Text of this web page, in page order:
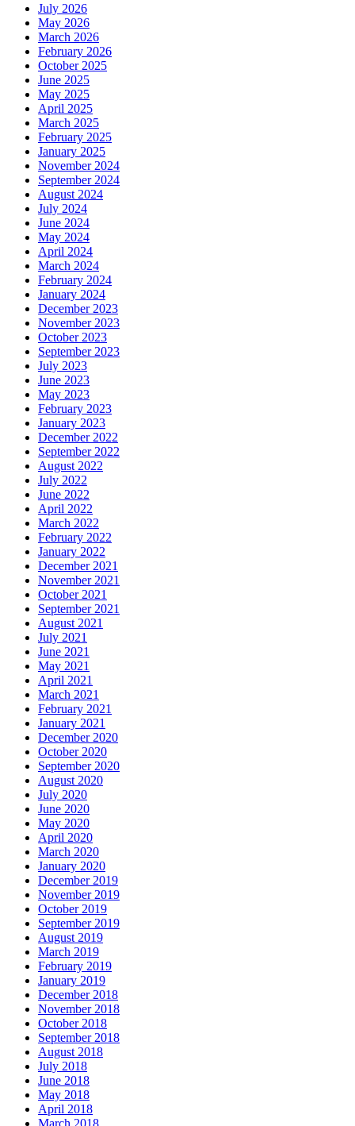
July 2026
May 2026
March 2026
February 2026
October 2025
June 2025
May 2025
April 2025
March 2025
February 2025
January 2025
November 2024
September 2024
August 2024
July 2024
June 2024
May 2024
April 2024
March 2024
February 2024
January 2024
December 2023
November 2023
October 2023
September 2023
July 2023
June 2023
May 2023
February 2023
January 2023
December 2022
September 2022
August 2022
July 2022
June 2022
April 2022
March 2022
February 2022
January 2022
December 2021
November 2021
October 2021
September 2021
August 2021
July 2021
June 2021
May 2021
April 2021
March 2021
February 2021
January 2021
December 2020
October 2020
September 2020
August 2020
July 2020
June 2020
May 2020
April 2020
March 2020
January 2020
December 2019
November 2019
October 2019
September 2019
August 2019
March 2019
February 2019
January 2019
December 2018
November 2018
October 2018
September 2018
August 2018
July 2018
June 2018
May 2018
April 2018
March 2018